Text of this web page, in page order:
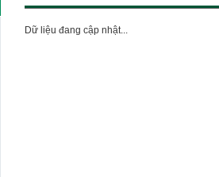
Dữ liệu đang cập nhật...